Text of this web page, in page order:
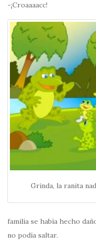
-¡Croaaaacc!
Grinda, la ranita
familia se había hecho
no podía saltar.